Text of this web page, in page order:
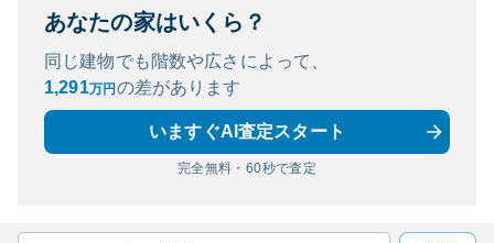
あなたの家はいくら？
同じ建物でも階数や広さによって、
1,291万円 の差があります
いますぐAI査定スタート
完全無料・60秒で査定